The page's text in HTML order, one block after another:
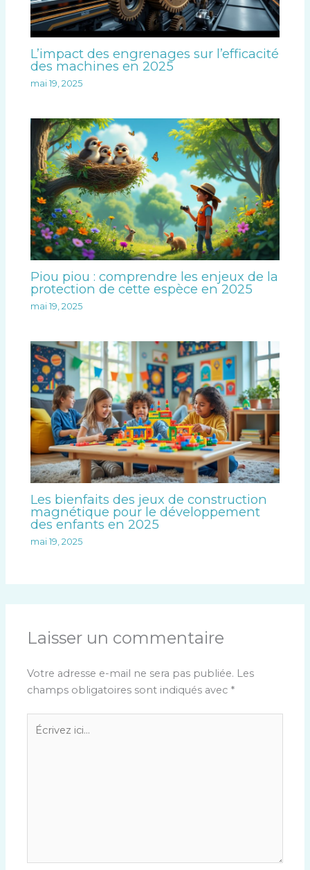
L’impact des engrenages sur l’efficacité
des machines en 2025
mai 19, 2025
Piou piou : comprendre les enjeux de la
protection de cette espèce en 2025
mai 19, 2025
Les bienfaits des jeux de construction
magnétique pour le développement
des enfants en 2025
mai 19, 2025
Laisser un commentaire
Votre adresse e-mail ne sera pas publiée. Les
champs obligatoires sont indiqués avec *
Écrivez
ici…